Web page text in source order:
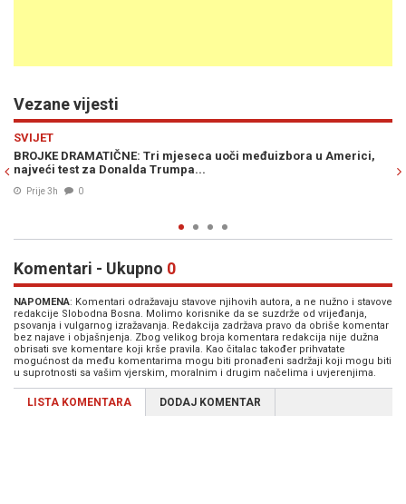
Vezane vijesti
u Americi,
RIJAD DOBIO HLADAN TUŠ IZ WASHINGTONA:
potpisan, pa Trump odmah promijenio pravila
Komentari - Ukupno 0
NAPOMENA: Komentari odražavaju stavove njihovih autora, a ne nužno i stavove
redakcije Slobodna Bosna. Molimo korisnike da se suzdrže od vrijeđanja,
psovanja i vulgarnog izražavanja. Redakcija zadržava pravo da obriše komentar
bez najave i objašnjenja. Zbog velikog broja komentara redakcija nije dužna
obrisati sve komentare koji krše pravila. Kao čitalac također prihvatate
mogućnost da među komentarima mogu biti pronađeni sadržaji koji mogu biti
u suprotnosti sa vašim vjerskim, moralnim i drugim načelima i uvjerenjima.
LISTA KOMENTARA DODAJ KOMENTAR